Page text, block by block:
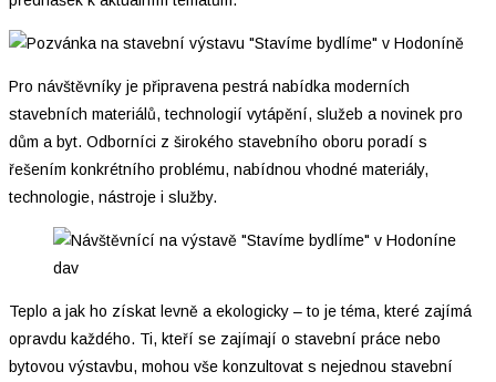
Pro návštěvníky je připravena pestrá nabídka moderních
stavebních materiálů, technologií vytápění, služeb a novinek pro
dům a byt. Odborníci z širokého stavebního oboru poradí s
řešením konkrétního problému, nabídnou vhodné materiály,
technologie, nástroje i služby.
dav
Teplo a jak ho získat levně a ekologicky – to je téma, které zajímá
opravdu každého. Ti, kteří se zajímají o stavební práce nebo
bytovou výstavbu, mohou vše konzultovat s nejednou stavební